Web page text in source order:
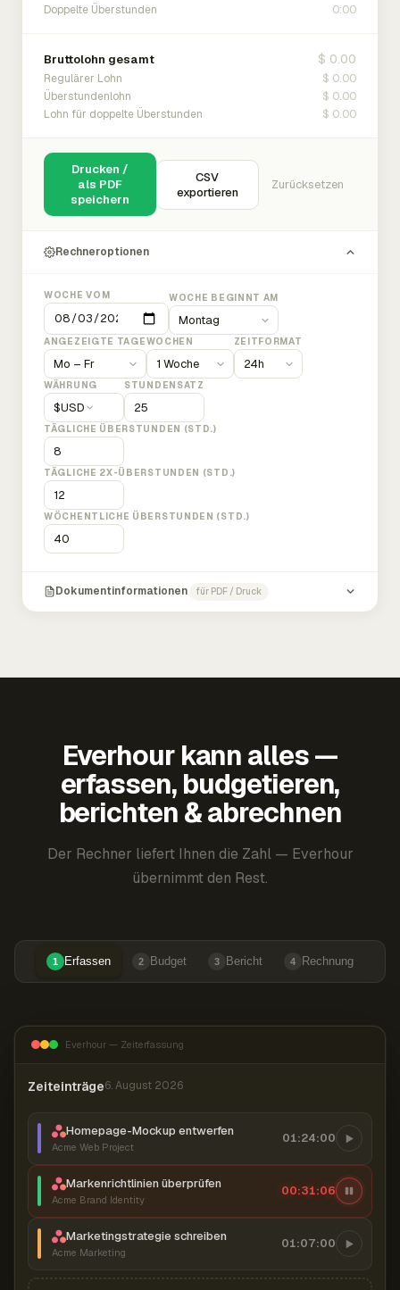
Doppelte Überstunden 0:00
Bruttolohn gesamt $ 0.00
Regulärer Lohn $ 0.00
Überstundenlohn $ 0.00
Lohn für doppelte Überstunden $ 0.00
Drucken /
als PDF
speichern
CSV
exportieren
Zurücksetzen
Rechneroptionen
WOCHE VOM WOCHE BEGINNT AM
ANGEZEIGTE TAGEWOCHEN ZEITFORMAT
WÄHRUNG
$USD
STUNDENSATZ
TÄGLICHE ÜBERSTUNDEN (STD.)
TÄGLICHE 2X-ÜBERSTUNDEN (STD.)
WÖCHENTLICHE ÜBERSTUNDEN (STD.)
Dokumentinformationen für PDF / Druck
Everhour kann alles —
erfassen, budgetieren,
berichten & abrechnen
Der Rechner liefert Ihnen die Zahl — Everhour
übernimmt den Rest.
1 Erfassen 2 Budget 3 Bericht 4 Rechnung
Everhour — Zeiterfassung
Zeiteinträge6. August 2026
Homepage-Mockup entwerfen
Acme Web Project
01:24:00
Markenrichtlinien überprüfen
Acme Brand Identity
00:31:07
Marketingstrategie schreiben
Acme Marketing
01:07:00